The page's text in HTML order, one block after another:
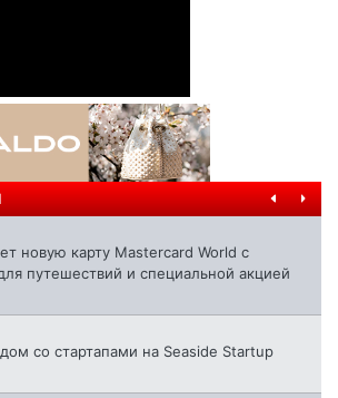
новую карту Mastercard World с
путешествий и специальной акцией
со стартапами на Seaside Startup